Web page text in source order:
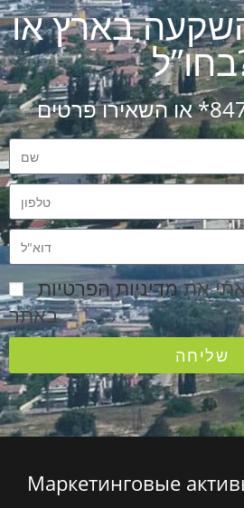
בארץ או
אתמדיניות הפרטיות
באתר
שליחה
Маркетинговые